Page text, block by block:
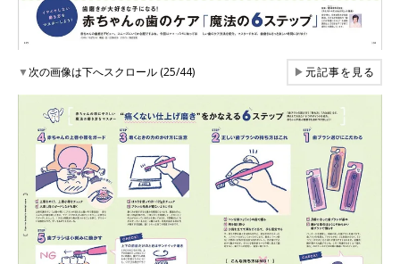
▼次の画像は下へスクロール (25/44) ▶元記事を見る